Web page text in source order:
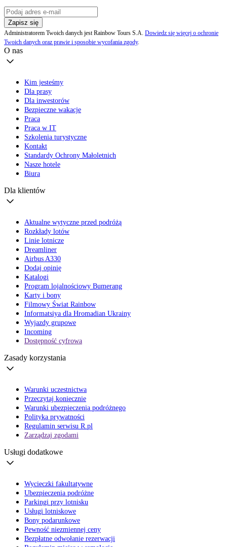
Zapisz się
Administratorem Twoich danych jest Rainbow Tours S.A. Dowiedz się więcej o ochronie
Twoich danych oraz prawie i sposobie wycofania zgody.
O nas
Kim jesteśmy
Dla prasy
Dla inwestorów
Bezpieczne wakacje
Praca
Praca w IT
Szkolenia turystyczne
Kontakt
Standardy Ochrony Małoletnich
Nasze hotele
Biura
Dla klientów
Aktualne wytyczne przed podróżą
Rozkłady lotów
Linie lotnicze
Dreamliner
Airbus A330
Dodaj opinię
Katalogi
Program lojalnościowy Bumerang
Karty i bony
Filmowy Świat Rainbow
Informatsiya dla Hromadian Ukrainy
Wyjazdy grupowe
Incoming
Dostępność cyfrowa
Zasady korzystania
Warunki uczestnictwa
Przeczytaj koniecznie
Warunki ubezpieczenia podróżnego
Polityka prywatności
Regulamin serwisu R.pl
Zarządzaj zgodami
Usługi dodatkowe
Wycieczki fakultatywne
Ubezpieczenia podróżne
Parkingi przy lotnisku
Usługi lotniskowe
Bony podarunkowe
Pewność niezmiennej ceny
Bezpłatne odwołanie rezerwacji